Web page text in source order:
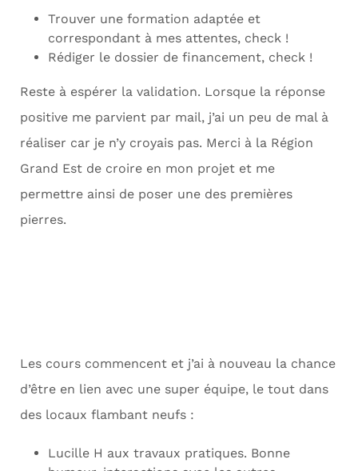
Trouver une formation adaptée et
correspondant à mes attentes, check !
Rédiger le dossier de financement, check !
Reste à espérer la validation. Lorsque la réponse
positive me parvient par mail, j’ai un peu de mal à
réaliser car je n’y croyais pas. Merci à la Région
Grand Est de croire en mon projet et me
permettre ainsi de poser une des premières
pierres.
Les cours commencent et j’ai à nouveau la chance
d’être en lien avec une super équipe, le tout dans
des locaux flambant neufs :
Lucille H aux travaux pratiques. Bonne